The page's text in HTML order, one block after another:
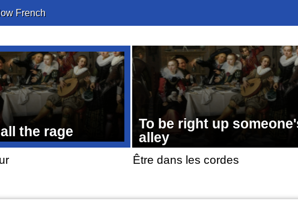
French
the rage
To be right up
alley
Être dans les cordes